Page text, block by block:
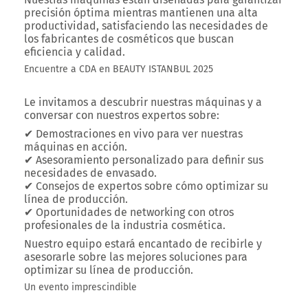
precisión óptima mientras mantienen una alta
productividad, satisfaciendo las necesidades de
los fabricantes de cosméticos que buscan
eficiencia y calidad.
Encuentre a CDA en BEAUTY ISTANBUL 2025
Le invitamos a descubrir nuestras máquinas y a
conversar con nuestros expertos sobre:
✔ Demostraciones en vivo para ver nuestras
máquinas en acción.
✔ Asesoramiento personalizado para definir sus
necesidades de envasado.
✔ Consejos de expertos sobre cómo optimizar su
línea de producción.
✔ Oportunidades de networkingcon otros
profesionales de la industria cosmética.
Nuestro equipo estará encantado de recibirle y
asesorarle sobre las mejores soluciones para
optimizar su línea de producción.
Un evento imprescindible